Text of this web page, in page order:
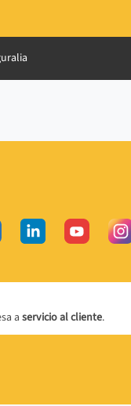
aservicio al cliente.